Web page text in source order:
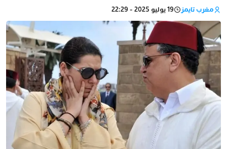
مغرب تايمز 19 يوليو 2025 - 22:29